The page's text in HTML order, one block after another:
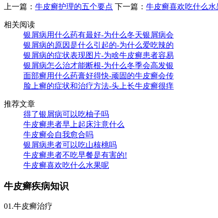
上一篇： 牛皮癣护理的五个要点 下一篇： 牛皮癣喜欢吃什么水
相关阅读
银屑病用什么药有最好-为什么冬天银屑病会
银屑病的原因是什么引起的-为什么爱吃辣的
银屑病的症状表现图片-为啥牛皮癣患者容易
银屑病怎么治才能断根-为什么冬季会高发银
面部癣用什么药膏好得快-顽固的牛皮癣会传
脸上癣的症状和治疗方法-头上长牛皮癣很痒
推荐文章
得了银屑病可以吃柚子吗
牛皮癣患者早上起床注意什么
牛皮癣会自我愈合吗
银屑病患者可以吃山核桃吗
牛皮癣患者不吃早餐是有害的!
牛皮癣喜欢吃什么水果呢
牛皮癣疾病知识
01.牛皮癣治疗